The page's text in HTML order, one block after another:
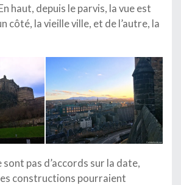
haut, depuis le parvis, la vue est
côté, la vieille ville, et de l’autre, la
pas d’accords sur la date,
constructions pourraient